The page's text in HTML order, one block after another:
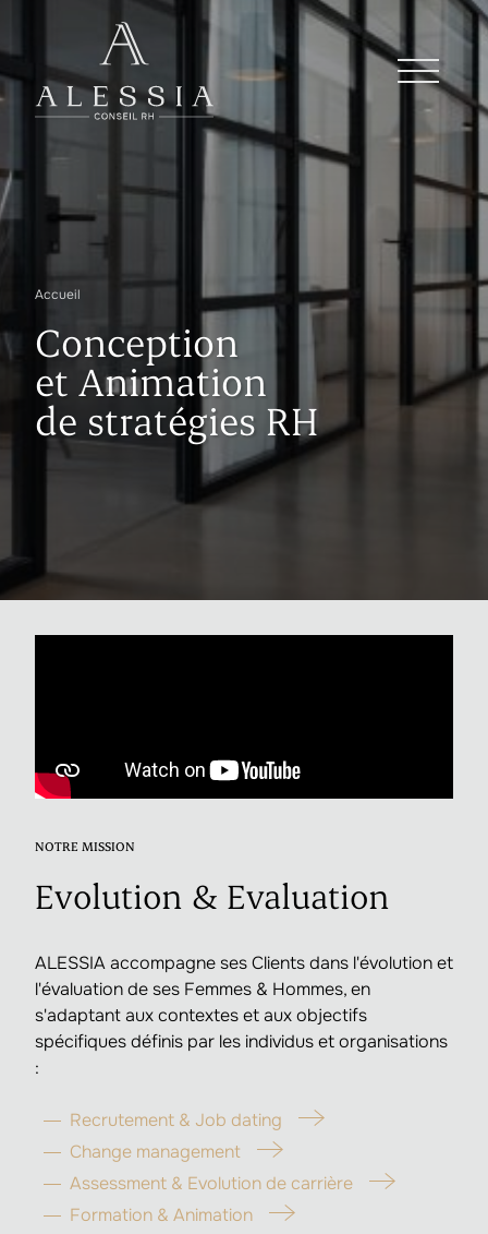
Accueil
Conception
et Animation
de stratégies RH
NOTRE MISSION
Evolution & Evaluation
ALESSIA accompagne ses Clients dans l'évolution et
l'évaluation de ses Femmes & Hommes, en
s'adaptant aux contextes et aux objectifs
spécifiques définis par les individus et organisations
:
Recrutement & Job dating
Change management
Assessment & Evolution de carrière
Formation & Animation